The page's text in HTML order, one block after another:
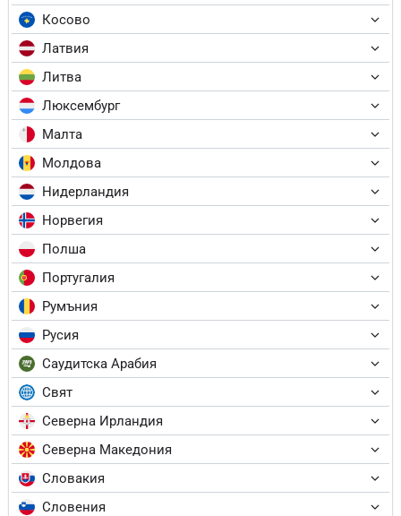
Косово
Латвия
Литва
Люксембург
Малта
Молдова
Нидерландия
Норвегия
Полша
Португалия
Румъния
Русия
Саудитска Арабия
Свят
Северна Ирландия
Северна Македония
Словакия
Словения